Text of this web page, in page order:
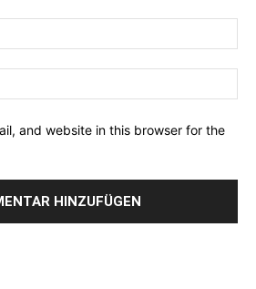
and website in this browser for the